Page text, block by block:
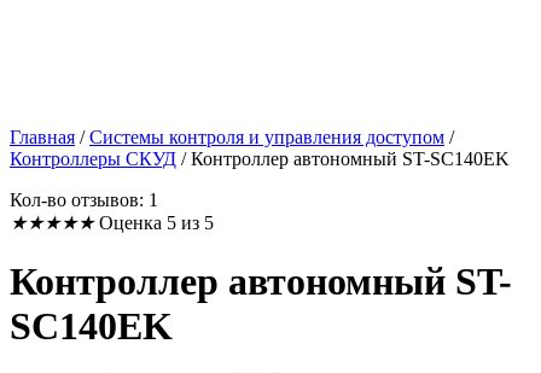
Главная /Системы контроля и управления доступом /
Контроллеры СКУД /Контроллер автономный ST-SC140EK
Кол-во отзывов: 1
★★★★★ Оценка 5 из 5
Контроллер автономный ST-
SC140EK